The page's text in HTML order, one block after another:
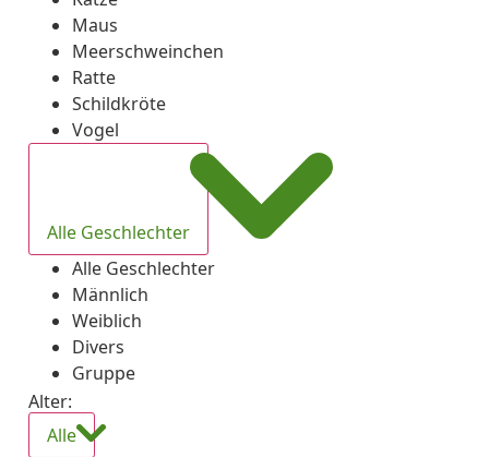
Maus
Meerschweinchen
Ratte
Schildkröte
Vogel
Alle Geschlechter
Alle Geschlechter
Männlich
Weiblich
Divers
Gruppe
Alter:
Alle